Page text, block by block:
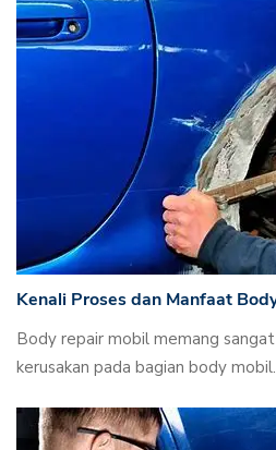
Kenali Proses dan Manfaat
Body repair mobil memang
kerusakan pada bagian body